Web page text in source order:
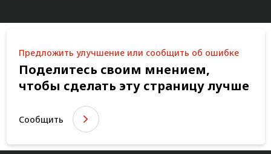
Предложить улучшение или сообщить об ошибке
Поделитесь своим мнением,
чтобы сделать эту страницу лучше
Сообщить